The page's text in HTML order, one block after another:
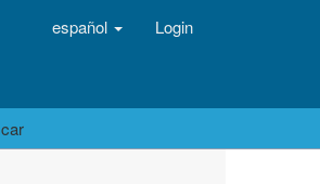
español Login